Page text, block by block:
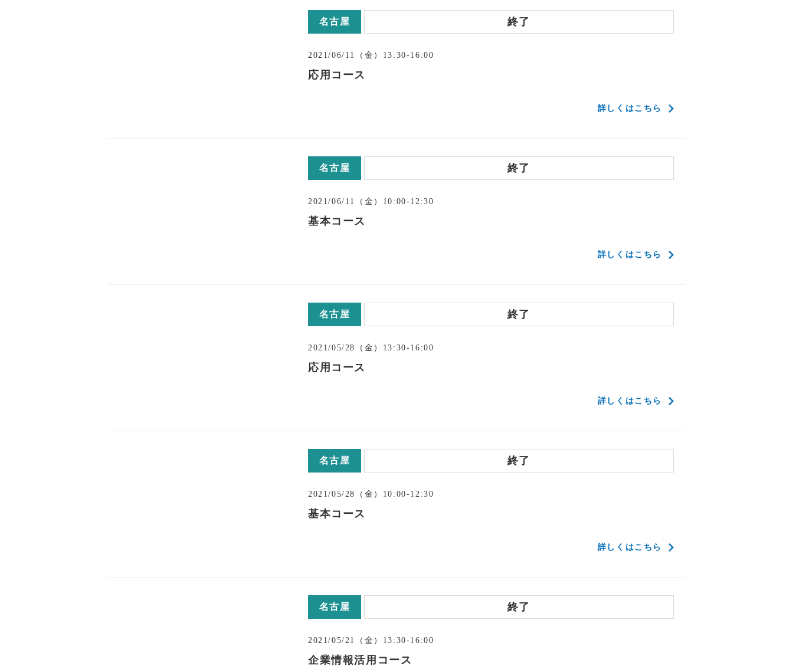
名古屋 終了
2021/06/11（金）13:30-16:00
応用コース
詳しくはこちら
名古屋 終了
2021/06/11（金）10:00-12:30
基本コース
詳しくはこちら
名古屋 終了
2021/05/28（金）13:30-16:00
応用コース
詳しくはこちら
名古屋 終了
2021/05/28（金）10:00-12:30
基本コース
詳しくはこちら
名古屋 終了
2021/05/21（金）13:30-16:00
企業情報活用コース